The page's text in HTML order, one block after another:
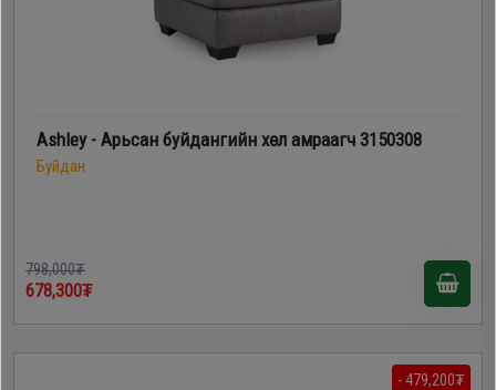
Ashley - Арьсан буйдангийн хөл амраагч 3150308
Буйдан
798,000₮
678,300₮
- 479,200₮